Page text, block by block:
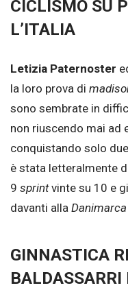
CICLISMO SU
L’ITALIA
Letizia Paternoster
la loro prova di
sono sembrate in
non riuscendo mai ad
conquistando solo
è stata letteralmente
9 sprintvinte su 10 e
davanti alla Danimarca
GINNASTICA